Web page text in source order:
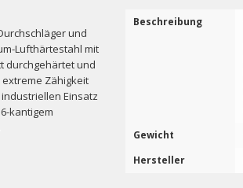
und
Lufthärtestahl mit
durchgehärtet und
Zähigkeit
Einsatz
kantigem
Beschreibung
Gewicht
Hersteller